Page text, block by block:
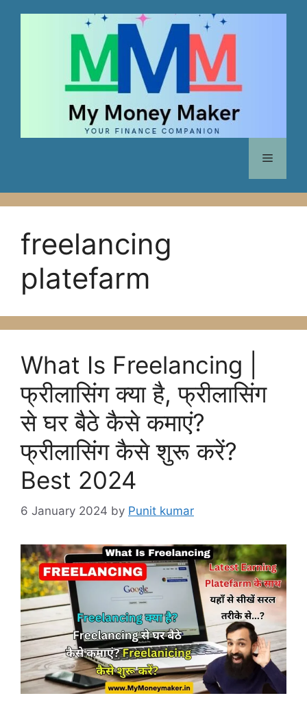
Menu
freelancing
platefarm
What Is Freelancing |
फ्रीलासिंग क्या है, फ्रीलासिंग
से घर बैठे कैसे कमाएं?
फ्रीलासिंग कैसे शुरू करें?
Best 2024
6 January 2024 by Punit kumar